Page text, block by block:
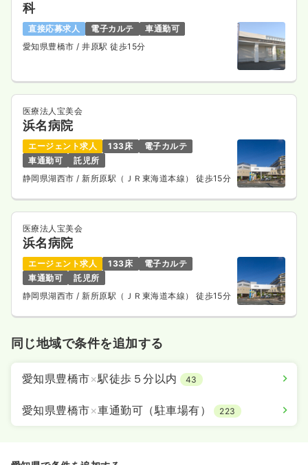
科
直接応募求人 電子カルテ
車通勤可
愛知県豊橋市/ 井原駅 徒歩15分
医療法人宝美会
浜名病院
エージェント求人 133床
電子カルテ
車通勤可
託児所
静岡県湖西市 / 新所原駅（ＪＲ東海道本線） 徒歩15分
医療法人宝美会
浜名病院
エージェント求人 133床
電子カルテ
車通勤可
託児所
静岡県湖西市 / 新所原駅（ＪＲ東海道本線） 徒歩15分
同じ地域で条件を追加する
愛知県豊橋市×駅徒歩５分以内 43
愛知県豊橋市×車通勤可（駐車場有） 223